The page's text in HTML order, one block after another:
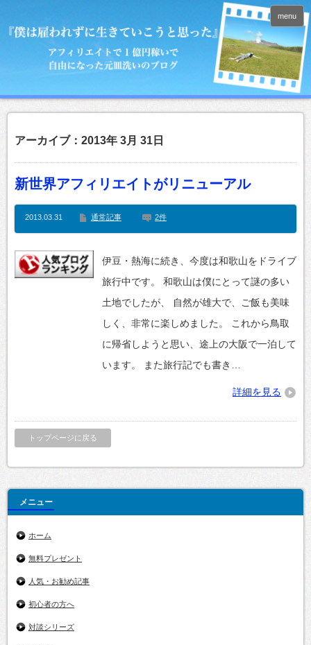
menu
アーカイブ：2013年 3月 31日
新世界アフィリエイトがリニューアル
2013.03.31 通常記事 2件
伊豆・熱海に続き、今度は和歌山をドライブ
旅行中です。 和歌山は僕にとって謎の多い
土地でしたが、 自然が雄大で、ご飯も美味
しく、非常に楽しめました。 これから鳥取
に帰省しようと思い、途上の大阪で一泊して
います。 また旅行記でも書き…
詳細を見る
トップページに戻る
メニュー
ホーム
無料プレゼント
人気・お勧め記事
初心者の方へ
対談シリーズ